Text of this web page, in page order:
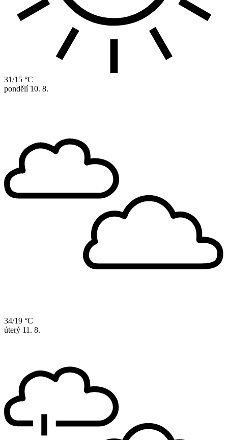
31/15 °C
pondělí 10. 8.
34/19 °C
úterý 11. 8.